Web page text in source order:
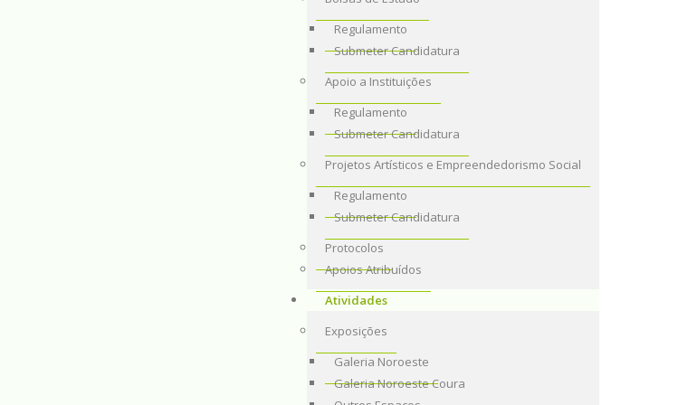
Regulamento
Submeter Candidatura
Apoio a Instituições
Regulamento
Submeter Candidatura
Projetos Artísticos e Empreendedorismo Social
Regulamento
Submeter Candidatura
Protocolos
Apoios Atribuídos
Atividades
Exposições
Galeria Noroeste
Galeria Noroeste Coura